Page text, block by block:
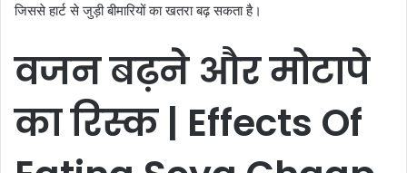
जिससे हार्ट से जुड़ी बीमारियों का खतरा बढ़ सकता है।
वजनबढ़ने औरमोटापे
कारिस्क | Effects Of